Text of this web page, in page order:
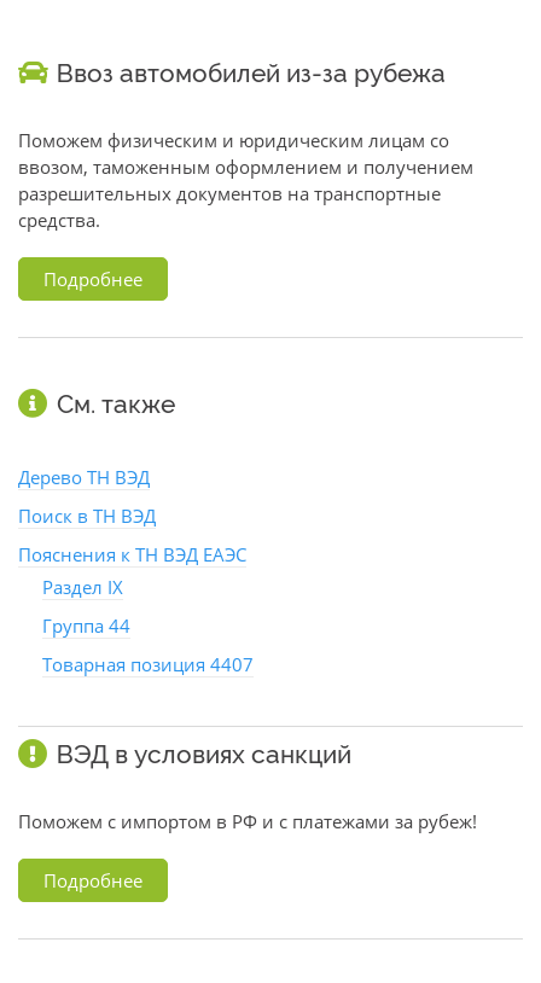
Ввоз автомобилей из-за рубежа
Поможем физическим и юридическим лицам со
ввозом, таможенным оформлением и получением
разрешительных документов на транспортные
средства.
Подробнее
См. также
Дерево ТН ВЭД
Поиск в ТН ВЭД
Пояснения к ТН ВЭД ЕАЭС
Раздел IX
Группа 44
Товарная позиция 4407
ВЭД в условиях санкций
Поможем с импортом в РФ и с платежами за рубеж!
Подробнее